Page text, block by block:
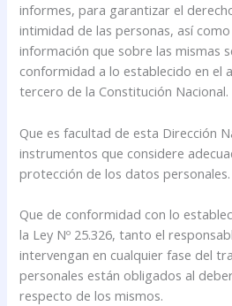
informes, para garantizar el
intimidad de las personas, así
información que sobre las mismas
conformidad a lo establecido en el
tercero de la Constitución Nacional.
Que es facultad de esta Dirección
instrumentos que considere
protección de los datos personales.
Que de conformidad con lo
la Ley Nº 25.326, tanto el
intervengan en cualquier fase del
personales están obligados al
respecto de los mismos.